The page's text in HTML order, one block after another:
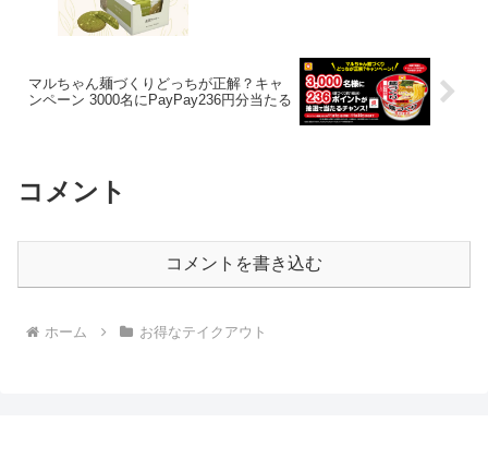
マルちゃん麺づくりどっちが正解？キャ
ンペーン 3000名にPayPay236円分当たる
コメント
コメントを書き込む
ホーム お得なテイクアウト